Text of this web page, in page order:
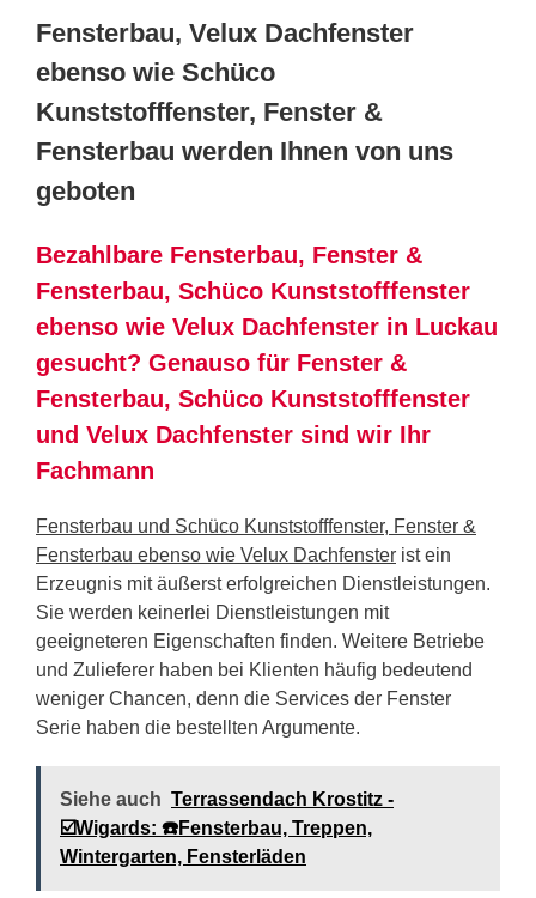
Fensterbau, Velux Dachfenster
ebenso wie Schüco
Kunststofffenster, Fenster &
Fensterbau werden Ihnen von uns
geboten
Bezahlbare Fensterbau, Fenster &
Fensterbau, Schüco Kunststofffenster
ebenso wie Velux Dachfenster in Luckau
gesucht? Genauso für Fenster &
Fensterbau, Schüco Kunststofffenster
und Velux Dachfenster sind wir Ihr
Fachmann
Fensterbau und Schüco Kunststofffenster, Fenster &
Fensterbau ebenso wie Velux Dachfenster ist ein
Erzeugnis mit äußerst erfolgreichen Dienstleistungen.
Sie werden keinerlei Dienstleistungen mit
geeigneteren Eigenschaften finden. Weitere Betriebe
und Zulieferer haben bei Klienten häufig bedeutend
weniger Chancen, denn die Services der Fenster
Serie haben die bestellten Argumente.
Siehe auch Terrassendach Krostitz -
☑️Wigards: ☎️Fensterbau, Treppen,
Wintergarten, Fensterläden